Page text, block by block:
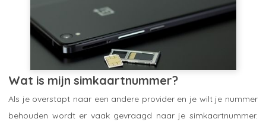
Wat is mijn simkaartnummer?
Als je overstapt naar een andere provider en je wilt je nummer
behouden wordt er vaak gevraagd naar je simkaartnummer.